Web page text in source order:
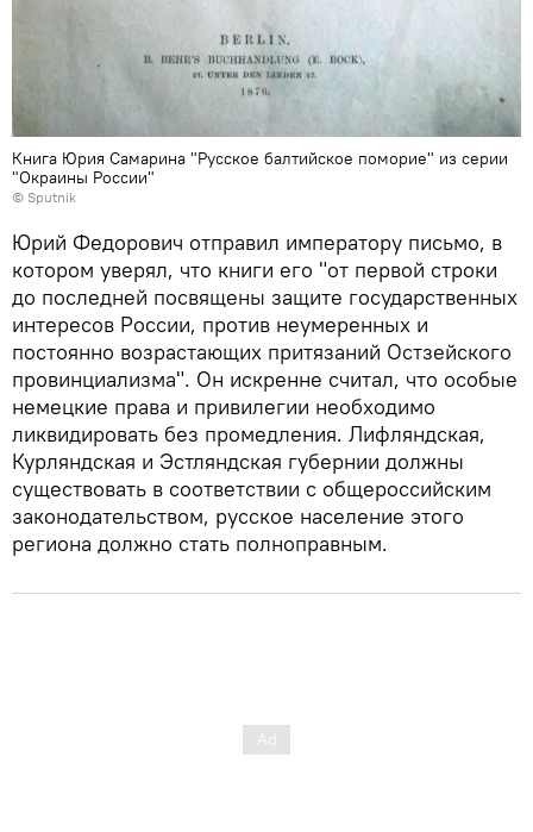
Книга Юрия Самарина "Русское балтийское поморие" из серии
"Окраины России"
© Sputnik
Юрий Федорович отправил императору письмо, в
котором уверял, что книги его "от первой строки
до последней посвящены защите государственных
интересов России, против неумеренных и
постоянно возрастающих притязаний Остзейского
провинциализма". Он искренне считал, что особые
немецкие права и привилегии необходимо
ликвидировать без промедления. Лифляндская,
Курляндская и Эстляндская губернии должны
существовать в соответствии с общероссийским
законодательством, русское население этого
региона должно стать полноправным.